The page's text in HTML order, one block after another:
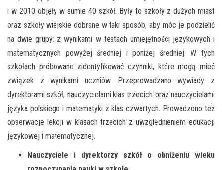
i w 2010 objęły w sumie 40 szkół. Były to szkoły z dużych miast
oraz szkoły wiejskie dobrane w taki sposób, aby móc je podzielić
na dwie grupy: z wynikami w testach umiejętności językowych i
matematycznych powyżej średniej i poniżej średniej. W tych
szkołach próbowano zidentyfikować czynniki, które mogą mieć
związek z wynikami uczniów. Przeprowadzano wywiady z
dyrektorami szkół, nauczycielami klas trzecich oraz nauczycielami
języka polskiego i matematyki z klas czwartych. Prowadzono też
obserwacje lekcji w klasach trzecich z uwzględnieniem edukacji
językowej i matematycznej.
Nauczyciele i dyrektorzy szkół o obniżeniu wieku